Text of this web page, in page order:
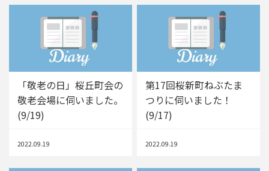
「敬老の日」桜丘町会の
敬老会場に伺いました。
(9/19)
2022.09.19
第17回桜新町ねぶたま
つりに伺いました！
(9/17)
2022.09.19